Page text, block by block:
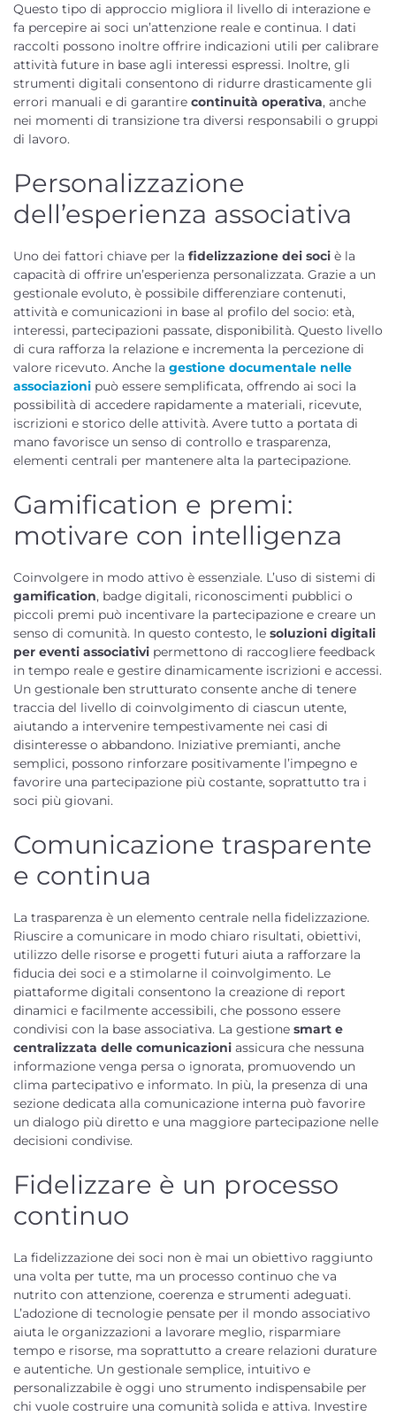
Questo tipo di approccio migliora il livello di interazione e
fa percepire ai soci un’attenzione reale e continua. I dati
raccolti possono inoltre offrire indicazioni utili per calibrare
attività future in base agli interessi espressi. Inoltre, gli
strumenti digitali consentono di ridurre drasticamente gli
errori manuali e di garantire continuità operativa, anche
nei momenti di transizione tra diversi responsabili o gruppi
di lavoro.
Personalizzazione
dell’esperienza associativa
Uno dei fattori chiave per la fidelizzazione dei soci è la
capacità di offrire un’esperienza personalizzata. Grazie a un
gestionale evoluto, è possibile differenziare contenuti,
attività e comunicazioni in base al profilo del socio: età,
interessi, partecipazioni passate, disponibilità. Questo livello
di cura rafforza la relazione e incrementa la percezione di
valore ricevuto. Anche la gestione documentale nelle
associazioni può essere semplificata, offrendo ai soci la
possibilità di accedere rapidamente a materiali, ricevute,
iscrizioni e storico delle attività. Avere tutto a portata di
mano favorisce un senso di controllo e trasparenza,
elementi centrali per mantenere alta la partecipazione.
Gamification e premi:
motivare con intelligenza
Coinvolgere in modo attivo è essenziale. L’uso di sistemi di
gamification, badge digitali, riconoscimenti pubblici o
piccoli premi può incentivare la partecipazione e creare un
senso di comunità. In questo contesto, le soluzioni digitali
per eventi associativi permettono di raccogliere feedback
in tempo reale e gestire dinamicamente iscrizioni e accessi.
Un gestionale ben strutturato consente anche di tenere
traccia del livello di coinvolgimento di ciascun utente,
aiutando a intervenire tempestivamente nei casi di
disinteresse o abbandono. Iniziative premianti, anche
semplici, possono rinforzare positivamente l’impegno e
favorire una partecipazione più costante, soprattutto tra i
soci più giovani.
Comunicazione trasparente
e continua
La trasparenza è un elemento centrale nella fidelizzazione.
Riuscire a comunicare in modo chiaro risultati, obiettivi,
utilizzo delle risorse e progetti futuri aiuta a rafforzare la
fiducia dei soci e a stimolarne il coinvolgimento. Le
piattaforme digitali consentono la creazione di report
dinamici e facilmente accessibili, che possono essere
condivisi con la base associativa. La gestione smart e
centralizzata delle comunicazioni assicura che nessuna
informazione venga persa o ignorata, promuovendo un
clima partecipativo e informato. In più, la presenza di una
sezione dedicata alla comunicazione interna può favorire
un dialogo più diretto e una maggiore partecipazione nelle
decisioni condivise.
Fidelizzare è un processo
continuo
La fidelizzazione dei soci non è mai un obiettivo raggiunto
una volta per tutte, ma un processo continuo che va
nutrito con attenzione, coerenza e strumenti adeguati.
L’adozione di tecnologie pensate per il mondo associativo
aiuta le organizzazioni a lavorare meglio, risparmiare
tempo e risorse, ma soprattutto a creare relazioni durature
e autentiche. Un gestionale semplice, intuitivo e
personalizzabile è oggi uno strumento indispensabile per
chi vuole costruire una comunità solida e attiva. Investire